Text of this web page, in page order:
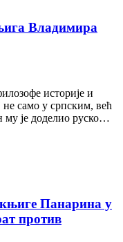
Владимира
историје и
не само у српским, већ
је доделио руско…
Панарина у
против